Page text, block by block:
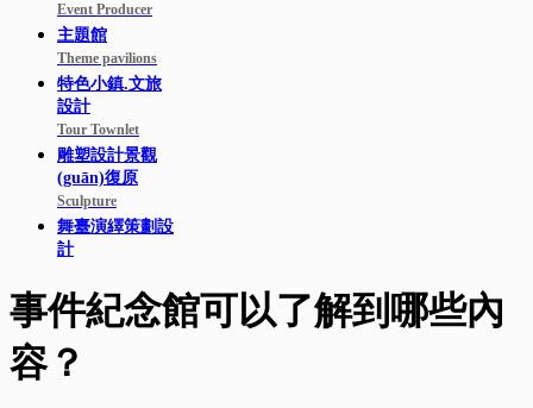
Event Producer
主題館
Theme pavilions
特色小鎮.文旅
設計
Tour Townlet
雕塑設計景觀
(guān)復原
Sculpture
舞臺演繹策劃設
計
事件紀念館可以了解到哪些內
容？